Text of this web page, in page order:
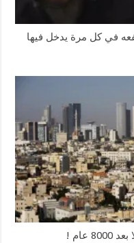
في كل مرة يدخل فيها
عام !